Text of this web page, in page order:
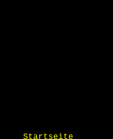
Startseite